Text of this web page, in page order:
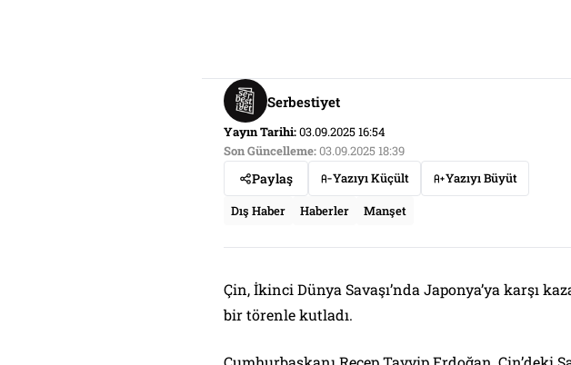
Serbestiyet
Yayın Tarihi:03.09.2025 16:54
Son Güncelleme:03.09.2025 18:39
Paylaş Yazıyı Küçült
Yazıyı Büyüt
Dış Haber
Haberler Manşet
Çin, İkinci Dünya Savaşı’nda Japonya’ya karşı
bir törenle kutladı.